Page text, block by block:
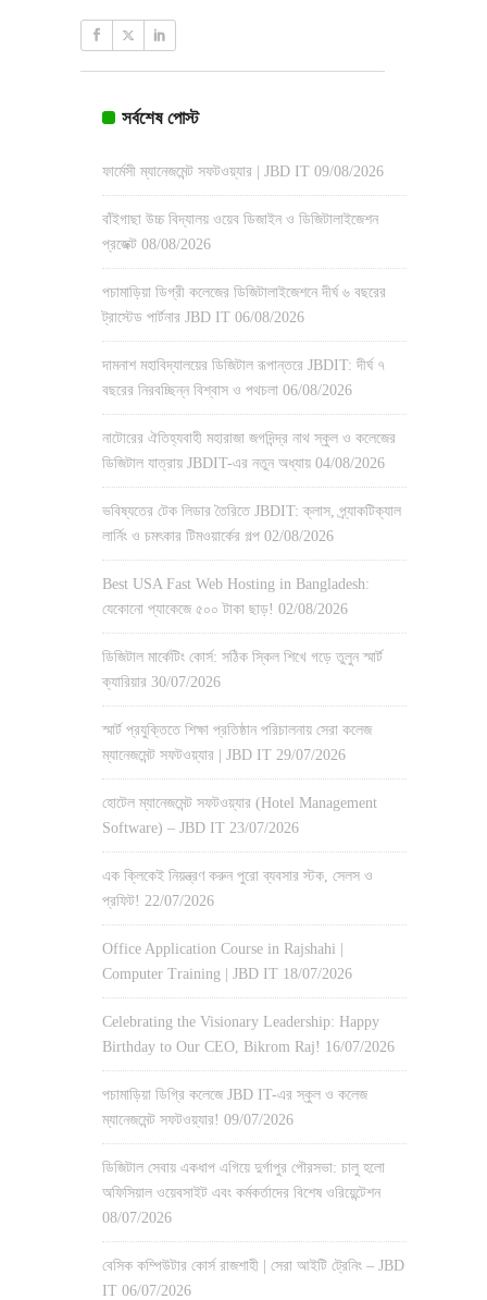
সর্বশেষ পোস্ট
ফার্মেসী ম্যানেজমেন্ট সফটওয়্যার | JBD IT 09/08/2026
বাঁইগাছা উচ্চ বিদ্যালয় ওয়েব ডিজাইন ও ডিজিটালাইজেশন
প্রজেক্ট 08/08/2026
পচামাড়িয়া ডিগ্রী কলেজের ডিজিটালাইজেশনে দীর্ঘ ৬ বছরের
ট্রাস্টেড পার্টনার JBD IT 06/08/2026
দামনাশ মহাবিদ্যালয়ের ডিজিটাল রূপান্তরে JBDIT: দীর্ঘ ৭
বছরের নিরবচ্ছিন্ন বিশ্বাস ও পথচলা 06/08/2026
নাটোরের ঐতিহ্যবাহী মহারাজা জগদিন্দ্র নাথ স্কুল ও কলেজের
ডিজিটাল যাত্রায় JBDIT-এর নতুন অধ্যায় 04/08/2026
ভবিষ্যতের টেক লিডার তৈরিতে JBDIT: ক্লাস, প্র্যাকটিক্যাল
লার্নিং ও চমৎকার টিমওয়ার্কের গল্প 02/08/2026
Best USA Fast Web Hosting in Bangladesh:
যেকোনো প্যাকেজে ৫০০ টাকা ছাড়! 02/08/2026
ডিজিটাল মার্কেটিং কোর্স: সঠিক স্কিল শিখে গড়ে তুলুন স্মার্ট
ক্যারিয়ার 30/07/2026
স্মার্ট প্রযুক্তিতে শিক্ষা প্রতিষ্ঠান পরিচালনায় সেরা কলেজ
ম্যানেজমেন্ট সফটওয়্যার | JBD IT 29/07/2026
হোটেল ম্যানেজমেন্ট সফটওয়্যার (Hotel Management
Software) – JBD IT 23/07/2026
এক ক্লিকেই নিয়ন্ত্রণ করুন পুরো ব্যবসার স্টক, সেলস ও
প্রফিট! 22/07/2026
Office Application Course in Rajshahi |
Computer Training | JBD IT 18/07/2026
Celebrating the Visionary Leadership: Happy
Birthday to Our CEO, Bikrom Raj! 16/07/2026
পচামাড়িয়া ডিগ্রি কলেজে JBD IT-এর স্কুল ও কলেজ
ম্যানেজমেন্ট সফটওয়্যার! 09/07/2026
ডিজিটাল সেবায় একধাপ এগিয়ে দুর্গাপুর পৌরসভা: চালু হলো
অফিসিয়াল ওয়েবসাইট এবং কর্মকর্তাদের বিশেষ ওরিয়েন্টেশন
08/07/2026
বেসিক কম্পিউটার কোর্স রাজশাহী | সেরা আইটি ট্রেনিং – JBD
IT 06/07/2026